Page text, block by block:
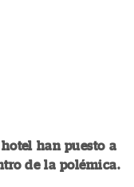
han puesto a
de la polémica.